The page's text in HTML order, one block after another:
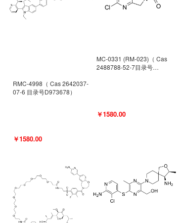
RMC-4998（ Cas 2642037-
07-6 目录号D973678）
￥1580.00
MC-0331 (RM-023)（ Cas
2488788-52-7目录号
￥1580.00